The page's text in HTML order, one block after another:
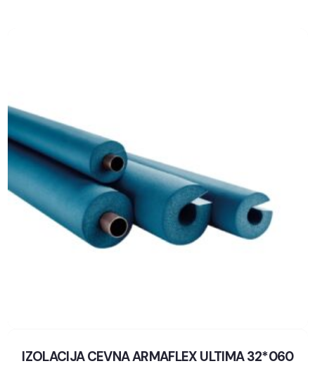
IZOLACIJA CEVNA ARMAFLEX ULTIMA 32*060